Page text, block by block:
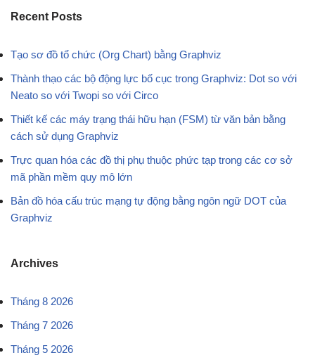
Recent Posts
Tạo sơ đồ tổ chức (Org Chart) bằng Graphviz
Thành thạo các bộ động lực bố cục trong Graphviz: Dot so với
Neato so với Twopi so với Circo
Thiết kế các máy trạng thái hữu hạn (FSM) từ văn bản bằng
cách sử dụng Graphviz
Trực quan hóa các đồ thị phụ thuộc phức tạp trong các cơ sở
mã phần mềm quy mô lớn
Bản đồ hóa cấu trúc mạng tự động bằng ngôn ngữ DOT của
Graphviz
Archives
Tháng 8 2026
Tháng 7 2026
Tháng 5 2026